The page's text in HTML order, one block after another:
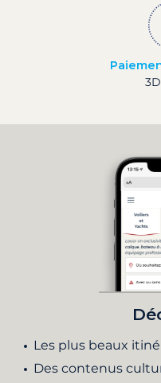
Les plus beaux
Des contenus